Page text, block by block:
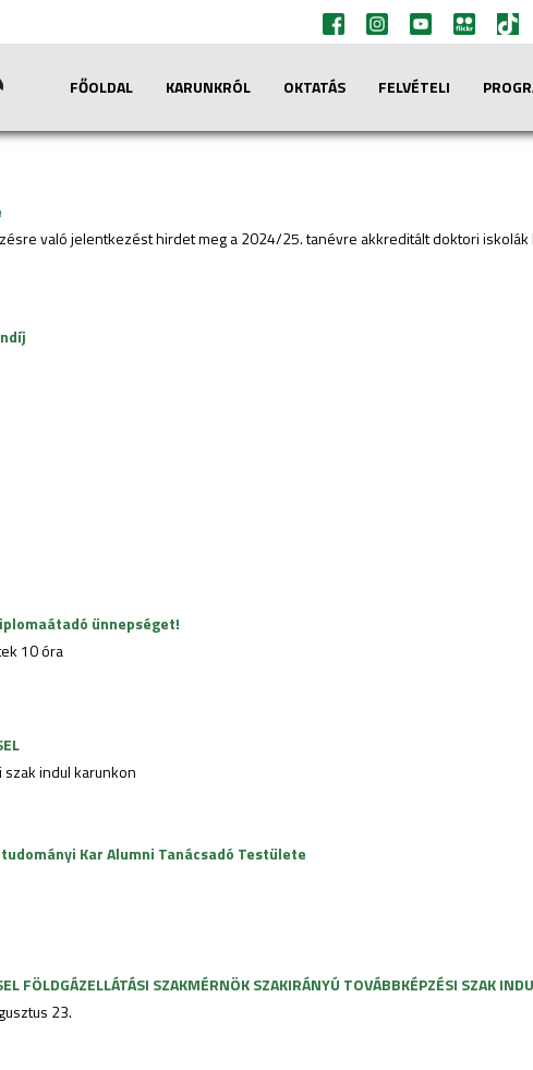
FŐOLDAL KARUNKRÓL OKTATÁS FELVÉTELI
való jelentkezést hirdet meg a 2024/25. tanévre akkreditált doktori
ünnepséget!
10 óra
indul karunkon
Kar Alumni Tanácsadó Testülete
FÖLDGÁZELLÁTÁSI SZAKMÉRNÖK SZAKIRÁNYÚ TOVÁBBKÉPZÉSI SZAK
23.